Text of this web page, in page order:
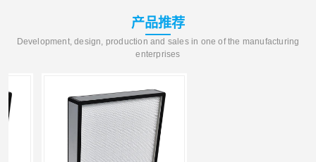
产品推荐
Development, design, production and sales in one of the manufacturing
enterprises